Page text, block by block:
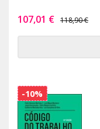
107,01 € 118,90 €
-10%